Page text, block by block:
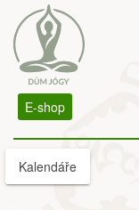
E-shop
Kalendáře